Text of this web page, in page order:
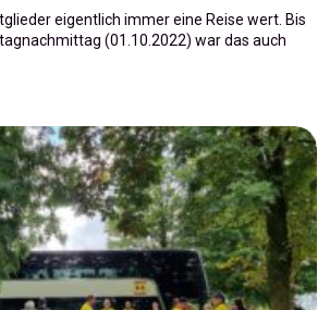
eigentlich immer eine Reise wert. Bis
(01.10.2022) war das auch